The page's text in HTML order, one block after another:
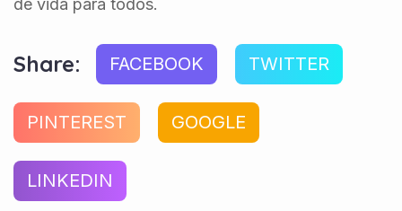
de vida para todos.
Share: FACEBOOK TWITTER
PINTEREST GOOGLE
LINKEDIN